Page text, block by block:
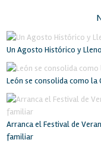
Un Agosto Histórico y
León se consolida como la
Arranca el Festival de
familiar